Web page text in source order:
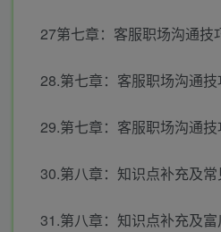
27第七章：客服职场沟通技
28.第七章：客服职场沟通
29.第七章：客服职场沟通
30.第八章：知识点补充及
31.第八章：知识点补充及